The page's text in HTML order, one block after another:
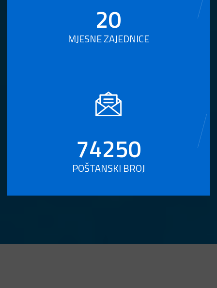
20
MJESNE ZAJEDNICE
74250
POŠTANSKI BROJ